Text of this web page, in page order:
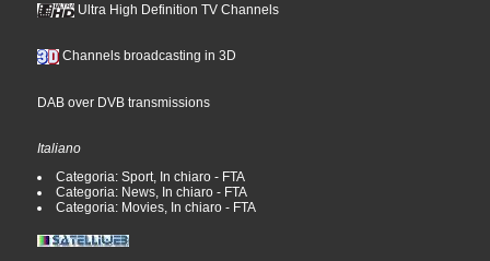
Ultra High Definition TV Channels
Channels broadcasting in 3D
DAB over DVB transmissions
Italiano
Categoria: Sport, In chiaro - FTA
Categoria: News, In chiaro - FTA
Categoria: Movies, In chiaro - FTA